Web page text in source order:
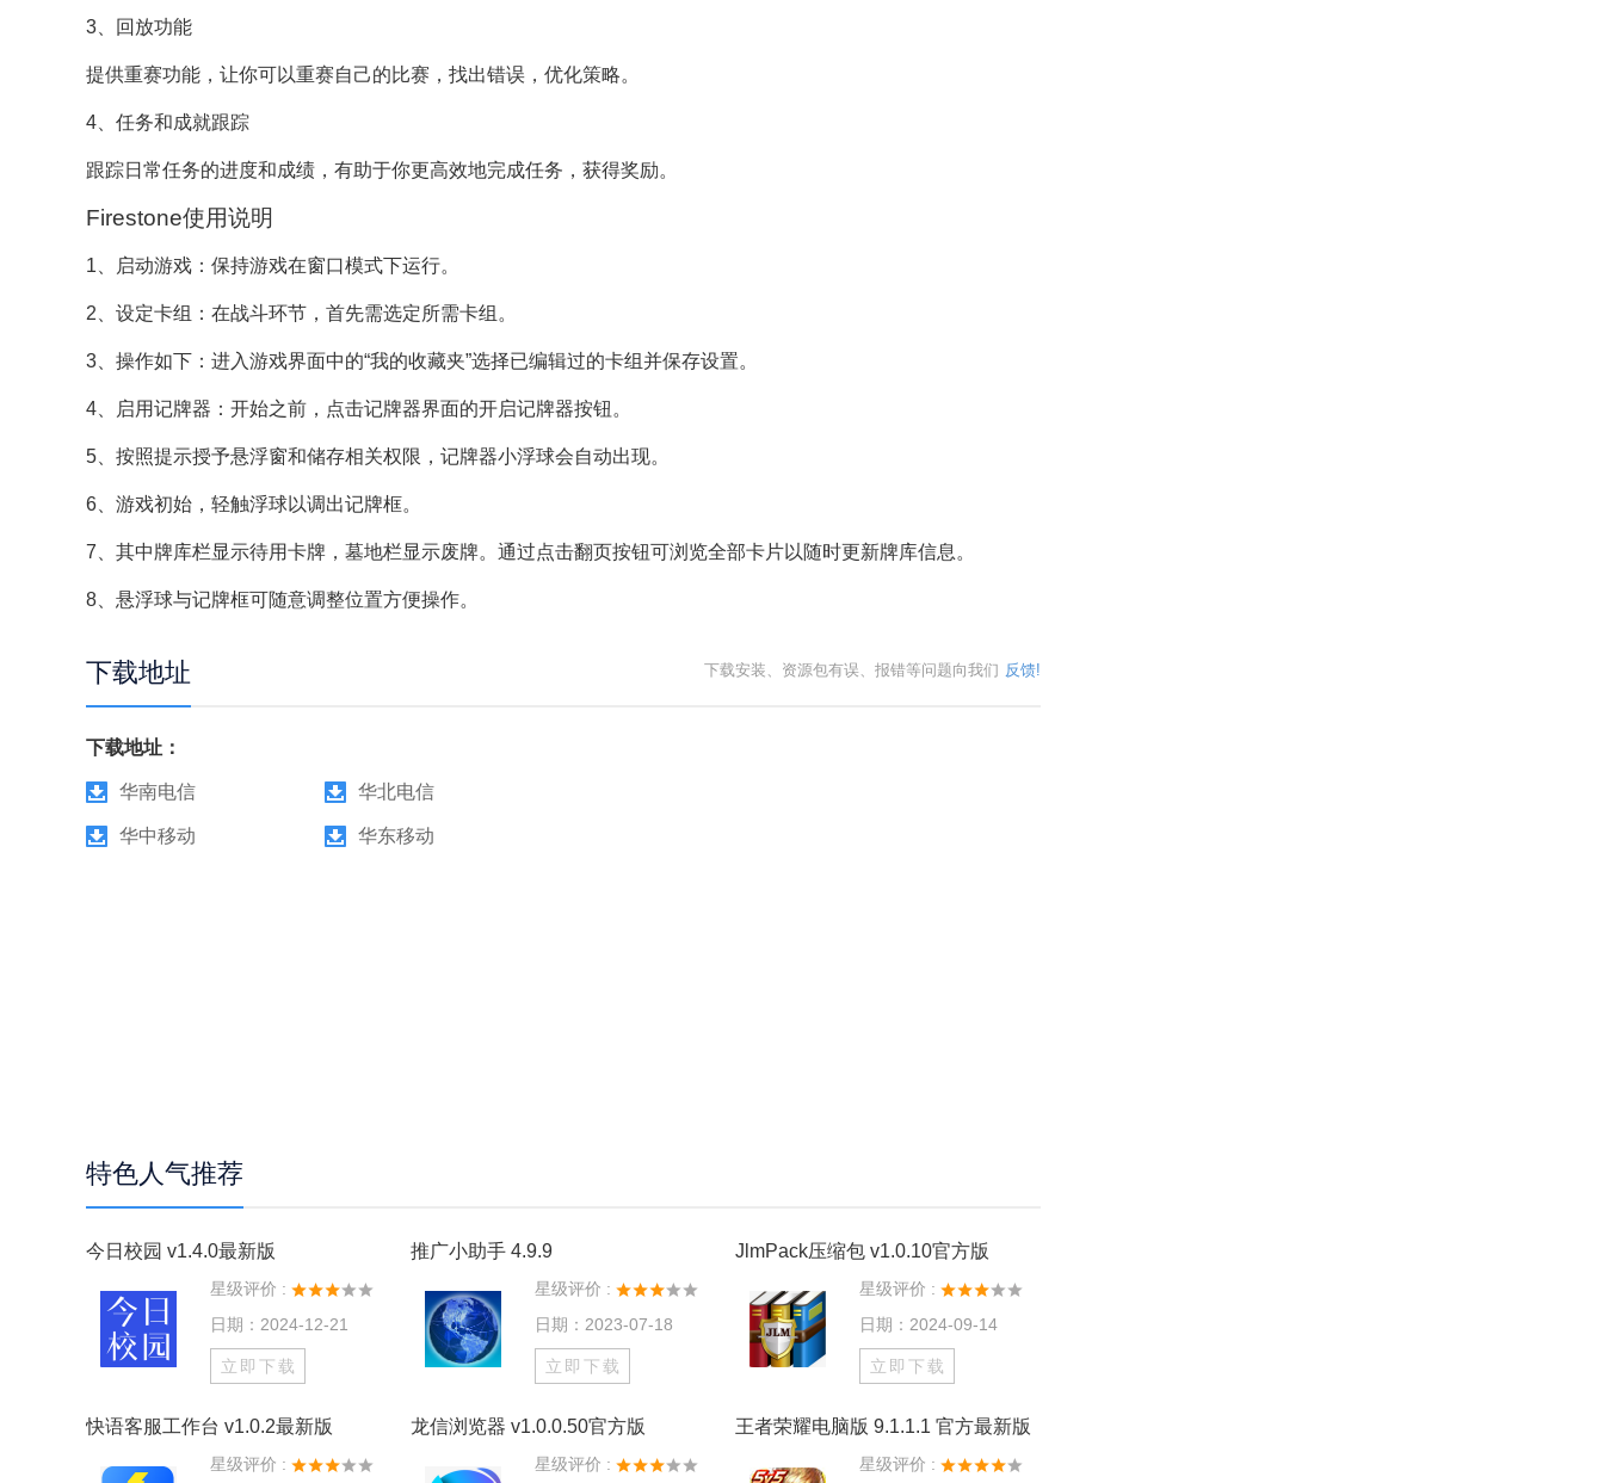
3、回放功能
提供重赛功能，让你可以重赛自己的比赛，找出错误，优化策略。
4、任务和成就跟踪
跟踪日常任务的进度和成绩，有助于你更高效地完成任务，获得奖励。
Firestone使用说明
1、启动游戏：保持游戏在窗口模式下运行。
2、设定卡组：在战斗环节，首先需选定所需卡组。
3、操作如下：进入游戏界面中的“我的收藏夹”选择已编辑过的卡组并保存设置。
4、启用记牌器：开始之前，点击记牌器界面的开启记牌器按钮。
5、按照提示授予悬浮窗和储存相关权限，记牌器小浮球会自动出现。
6、游戏初始，轻触浮球以调出记牌框。
7、其中牌库栏显示待用卡牌，墓地栏显示废牌。通过点击翻页按钮可浏览全部卡片以随时更新牌库信息。
8、悬浮球与记牌框可随意调整位置方便操作。
下载地址 下载安装、资源包有误、报错等问题向我们 反馈!
下载地址：
华南电信 华北电信
华中移动 华东移动
特色人气推荐
今日校园 v1.4.0最新版
星级评价 :
日期：2024-12-21
立即下载
推广小助手 4.9.9
星级评价 :
日期：2023-07-18
立即下载
JlmPack压缩包 v1.0.10官方版
星级评价 :
日期：2024-09-14
立即下载
快语客服工作台 v1.0.2最新版
星级评价 :
龙信浏览器 v1.0.0.50官方版
星级评价 :
王者荣耀电脑版 9.1.1.1 官方最新版
星级评价 :